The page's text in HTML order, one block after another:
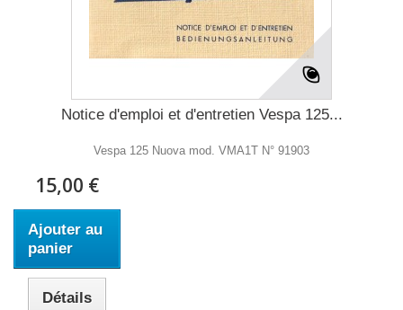
Notice d'emploi et d'entretien Vespa 125...
Vespa 125 Nuova mod. VMA1T N° 91903
15,00 €
Ajouter au
panier
Détails